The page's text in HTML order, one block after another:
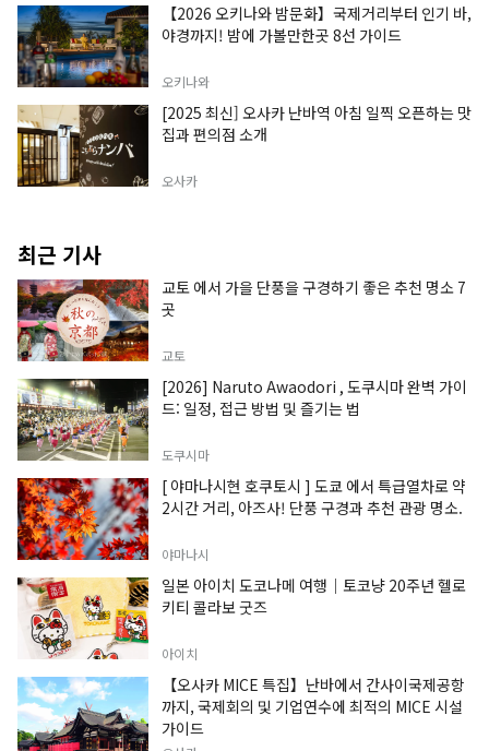
【2026 오키나와 밤문화】국제거리부터 인기 바,
야경까지! 밤에 가볼만한곳 8선 가이드
오키나와
[2025 최신] 오사카 난바역 아침 일찍 오픈하는 맛
집과 편의점 소개
오사카
최근 기사
교토 에서 가을 단풍을 구경하기 좋은 추천 명소 7
곳
교토
[2026] Naruto Awaodori , 도쿠시마 완벽 가이
드: 일정, 접근 방법 및 즐기는 법
도쿠시마
[ 야마나시현 호쿠토시 ] 도쿄 에서 특급열차로 약
2시간 거리, 아즈사! 단풍 구경과 추천 관광 명소.
야마나시
일본 아이치 도코나메 여행｜토코냥 20주년 헬로
키티 콜라보 굿즈
아이치
【오사카 MICE 특집】난바에서 간사이국제공항
까지, 국제회의 및 기업연수에 최적의 MICE 시설
가이드